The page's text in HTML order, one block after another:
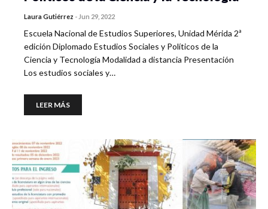
Laura Gutiérrez - Jun 29, 2022
Escuela Nacional de Estudios Superiores, Unidad Mérida 2ª
edición Diplomado Estudios Sociales y Políticos de la
Ciencia y Tecnología Modalidad a distancia Presentación
Los estudios sociales y…
LEER MÁS